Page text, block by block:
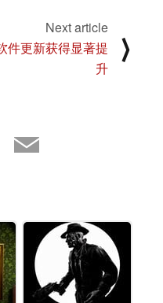
Next article
件更新获得显著提
升
⟩